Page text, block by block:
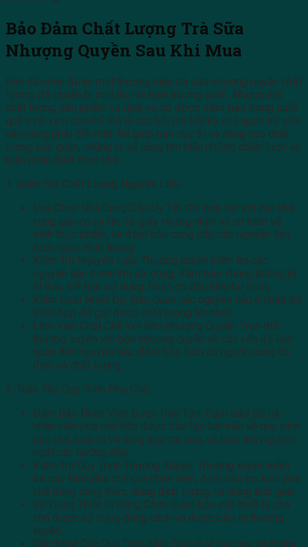
Bảo Đảm Chất Lượng Trà Sữa
Nhượng Quyền Sau Khi Mua
Bạn đã chọn được một thương hiệu trà sữa nhượng quyền chất
lượng, đã chuẩn bị mọi thứ và khai trương quán. Nhưng liệu
chất lượng sản phẩm và dịch vụ có được đảm bảo trong suốt
quá trình kinh doanh? Đó là câu hỏi mà bất kỳ chủ quán trà sữa
nào cũng phải đối mặt. Để giúp bạn duy trì và nâng cao chất
lượng của quán, chúng ta sẽ cùng tìm hiểu những chiến lược và
biện pháp thiết thực nhé.
1. Giám Sát Chất Lượng Nguyên Liệu:
Lựa Chọn Nhà Cung Cấp Uy Tín: Chỉ hợp tác với các nhà
cung cấp có uy tín, có giấy chứng nhận về an toàn vệ
sinh thực phẩm, và đảm bảo cung cấp các nguyên liệu
tươi ngon, chất lượng.
Kiểm Tra Nguyên Liệu: Thường xuyên kiểm tra các
nguyên liệu trước khi sử dụng, đảm bảo chúng không bị
ôi thiu, hết hạn sử dụng, hoặc có dấu hiệu hư hỏng.
Kiểm Soát Nhiệt Độ: Bảo quản các nguyên liệu ở nhiệt độ
thích hợp để giữ được chất lượng tốt nhất.
Làm Việc Chặt Chẽ Với Bên Nhượng Quyền: Trao đổi
thường xuyên với bên nhượng quyền về các vấn đề liên
quan đến nguyên liệu, đảm bảo luôn có nguồn cung ổn
định và chất lượng.
2. Tuân Thủ Quy Trình Pha Chế:
Đảm Bảo Nhân Viên Được Đào Tạo: Đảm bảo tất cả
nhân viên pha chế đều được đào tạo bài bản về quy trình
pha chế, hiểu rõ về từng loại trà sữa, và tuân thủ nghiêm
ngặt các hướng dẫn.
Kiểm Tra Quy Trình Thường Xuyên: Thường xuyên kiểm
tra quy trình pha chế của nhân viên, đảm bảo họ luôn pha
chế đúng công thức, đúng định lượng, và đúng thời gian.
Sử Dụng Thiết Bị Đúng Cách: Đảm bảo các thiết bị pha
chế được sử dụng đúng cách và được bảo trì thường
xuyên.
Cập Nhật Các Quy Trình Mới: Cập nhật các quy trình pha